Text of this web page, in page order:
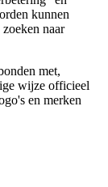
kunnen
naar
met,
wijze officieel
en merken